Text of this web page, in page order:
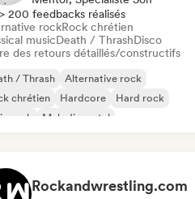
> 200 feedbacks réalisés
rockRock chrétien
musicDeath / ThrashDisco
des retours détaillés/constructifs
/ Thrash
Alternative rock
chrétien
Hardcore
Hard rock
rock
Melodic metal
Rockandwrestling.com